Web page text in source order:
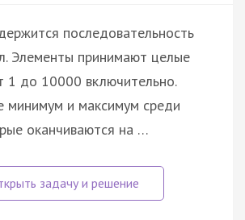
последовательность
Элементы принимают целые
1 до 10000 включительно.
минимум и максимум среди
оканчиваются на …